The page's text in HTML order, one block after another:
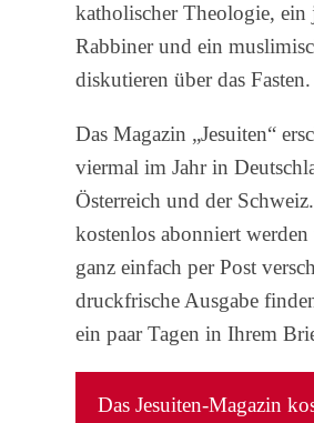
katholischer Theologie, ein
Rabbiner und ein
diskutieren über das Fasten.
Das Magazin „Jesuiten“
viermal im Jahr in
Österreich und der
kostenlos abonniert
ganz einfach per Post
druckfrische Ausgabe
ein paar Tagen in Ihrem
Das Jesuiten-Magazin